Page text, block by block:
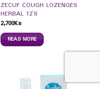
ZECUF COUGH LOZENGES
HERBAL 12`S
2,700Ks
READ MORE